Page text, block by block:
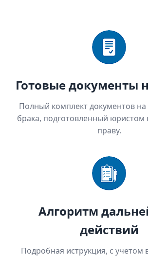
Готовые документы
Полный комплект документов
брака, подготовленный
праву.
Алгоритм
действий
Подробная иструкция, с учетом